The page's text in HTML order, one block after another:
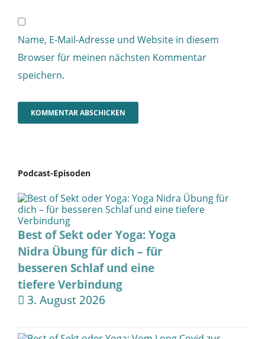
Name, E-Mail-Adresse und Website in diesem
Browser für meinen nächsten Kommentar
speichern.
Podcast-Episoden
Best of Sekt oder Yoga: Yoga
Nidra Übung für dich – für
besseren Schlaf und eine
tiefere Verbindung
3. August 2026